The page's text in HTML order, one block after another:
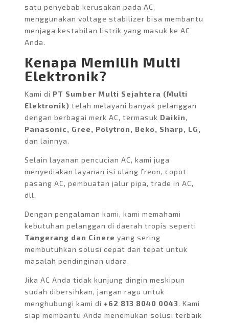
satu penyebab kerusakan pada AC,
menggunakan voltage stabilizer bisa membantu
menjaga kestabilan listrik yang masuk ke AC
Anda.
Kenapa Memilih Multi
Elektronik?
Kami di PT Sumber Multi Sejahtera (Multi
Elektronik) telah melayani banyak pelanggan
dengan berbagai merk AC, termasuk Daikin,
Panasonic, Gree, Polytron, Beko, Sharp, LG,
dan lainnya.
Selain layanan pencucian AC, kami juga
menyediakan layanan isi ulang freon, copot
pasang AC, pembuatan jalur pipa, trade in AC,
dll.
Dengan pengalaman kami, kami memahami
kebutuhan pelanggan di daerah tropis seperti
Tangerang dan Cinere yang sering
membutuhkan solusi cepat dan tepat untuk
masalah pendinginan udara.
Jika AC Anda tidak kunjung dingin meskipun
sudah dibersihkan, jangan ragu untuk
menghubungi kami di +62 813 8040 0043. Kami
siap membantu Anda menemukan solusi terbaik